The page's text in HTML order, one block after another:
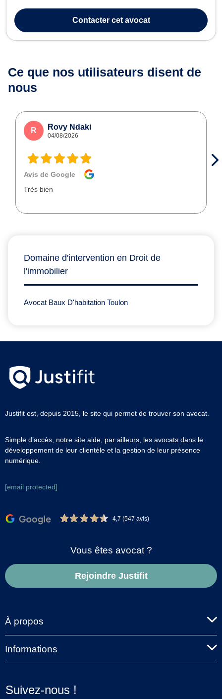
Maître Christophe CAS est compétent en droit de la famille et vous
consei...
Contactercet avocat
Ce que nos utilisateurs disent de
nous
R Rovy Ndaki
04/08/2026
Avis de Google
Très bien
Domaine d'intervention en Droit de
l'immobilier
Avocat Baux D'habitation Toulon
Justifit est, depuis 2015, le site qui permet de trouver son avocat.
Simple d’accès, notre site aide, par ailleurs, les avocats dans le
développement de leur clientèle et la gestion de leur présence
numérique.
[email protected]
4,7 (547 avis)
Vous êtes avocat ?
Rejoindre Justifit
À propos
Informations
Suivez-nous !